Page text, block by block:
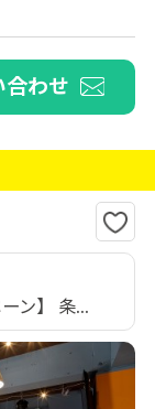
合わせ
ン】 条...